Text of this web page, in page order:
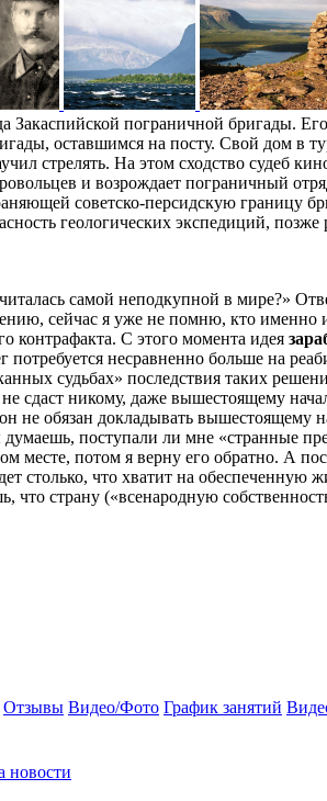
Закаспийской пограничной бригады.
оставшимся на посту. Свой дом в
стрелять. На этом сходство судеб
и возрождает пограничный
советско-персидскую
геологических экспедиций,
самой неподкупной в мире?»
сейчас я уже не помню, кто именно
контрафакта. С этого момента идея
потребуется несравненно больше на
судьбах» последствия таких
никому, даже вышестоящему
не обязан докладывать вышестоящему
поступали ли мне «странные
потом я верну его обратно. А
столько, что хватит на
что страну («всенародную
Отзывы Видео/Фото График занятий
новости